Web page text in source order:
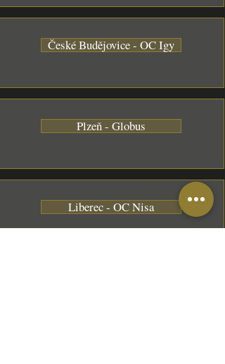
České Budějovice - OC Igy
Plzeň - Globus
Liberec - OC Nisa